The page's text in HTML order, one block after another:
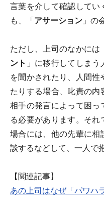
言葉を介して確認してい
も、「 アサーション 」の
ただし、上司のなかには
ント 」に移行してしま
を聞かされたり、人間
たりする場合、叱責の
相手の発言によって困っ
る必要があります。それ
場合には、他の先輩に相
談するなどして、一人で
【関連記事】
あの上司はなぜ「パワハ